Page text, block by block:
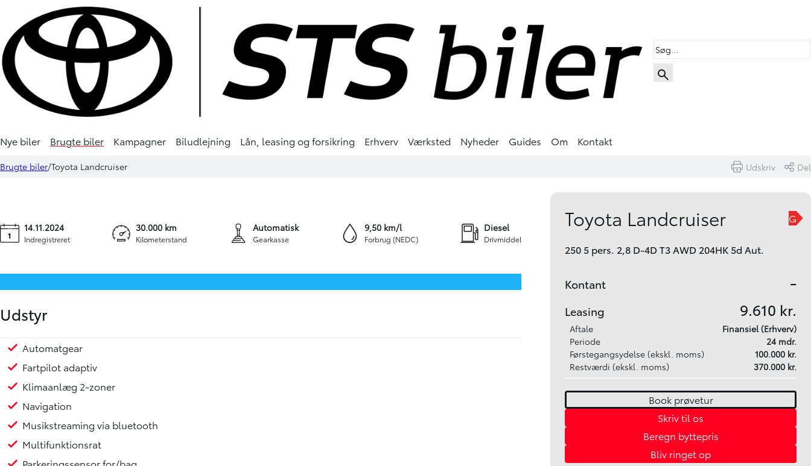
Nye biler Brugte biler Kampagner Biludlejning Lån, leasing og forsikring Erhverv Værksted Nyheder Guides Om Kontakt
Toyota Landcruiser
250 5 pers. 2,8 D-4D T3 AWD 204HK 5d Aut. Book prøvetur Skriv til os
Brugte biler Toyota Landcruiser Udskriv Del
Indregistreret
14.11.2024
Kilometerstand
30.000 km
Gearkasse
Automatisk
Forbrug (NEDC)
9,50 km/l
Drivmiddel
Diesel
Udstyr
Automatgear
Fartpilot adaptiv
Klimaanlæg 2-zoner
Navigation
Musikstreaming via bluetooth
Multifunktionsrat
App integration
18" Alufælge
Adaptive forlygter
Fuld LED forlygter
Metallak
Matrix LED forlygter
Armlæn
Læderkabine
Læderrat
Rat m. varme
Splitbagsæde
Vejbaneassistent
Toyota Landcruiser
250 5 pers. 2,8 D-4D T3 AWD 204HK 5d Aut.
G
Kontant -
Leasing 9.610 kr.
Aftale
Finansiel (Erhverv)
Periode
24 mdr.
Førstegangsydelse (ekskl. moms)
100.000 kr.
Restværdi (ekskl. moms)
370.000 kr.
Book prøvetur
Skriv til os
Beregn byttepris
Bliv ringet op